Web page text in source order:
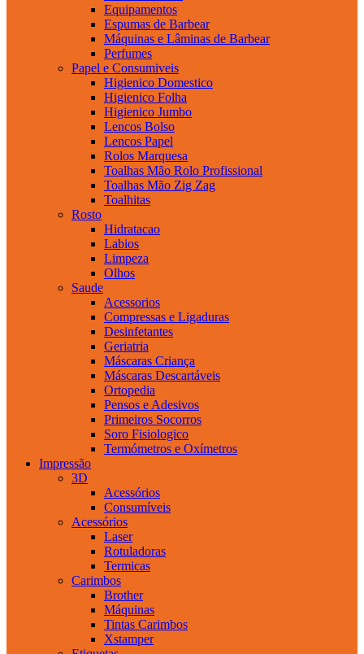
Equipamentos
Espumas de Barbear
Máquinas e Lâminas de Barbear
Perfumes
Papel e Consumiveis
Higienico Domestico
Higienico Folha
Higienico Jumbo
Lencos Bolso
Lencos Papel
Rolos Marquesa
Toalhas Mão Rolo Profissional
Toalhas Mão Zig Zag
Toalhitas
Rosto
Hidratacao
Labios
Limpeza
Olhos
Saude
Acessorios
Compressas e Ligaduras
Desinfetantes
Geriatria
Máscaras Criança
Máscaras Descartáveis
Ortopedia
Pensos e Adesivos
Primeiros Socorros
Soro Fisiologico
Termómetros e Oxímetros
Impressão
3D
Acessórios
Consumíveis
Acessórios
Laser
Rotuladoras
Termicas
Carimbos
Brother
Máquinas
Tintas Carimbos
Xstamper